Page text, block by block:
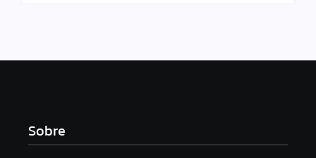
Sobre